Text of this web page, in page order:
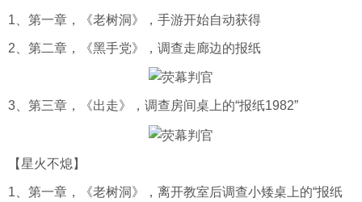
1、第一章，《老树洞》，手游开始自动获得
2、第二章，《黑手党》，调查走廊边的报纸
3、第三章，《出走》，调查房间桌上的“报纸1982”
【星火不熄】
1、第一章，《老树洞》，离开教室后调查小矮桌上的“报纸